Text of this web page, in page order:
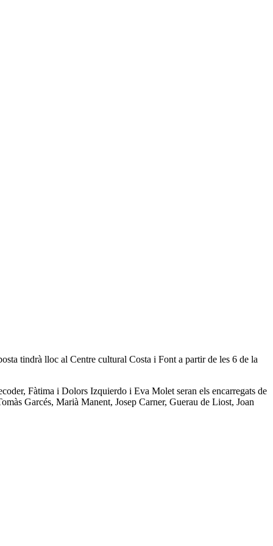
tindrà lloc al Centre cultural Costa i Font a partir de les 6 de la
Fàtima i Dolors Izquierdo i Eva Molet seran els encarregats de
Garcés, Marià Manent, Josep Carner, Guerau de Liost, Joan